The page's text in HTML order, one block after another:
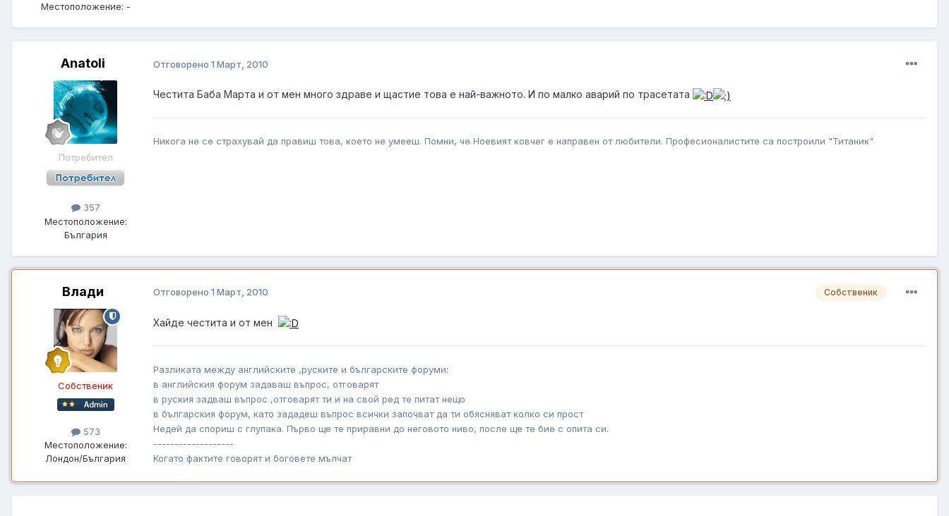
Местоположение: -
Anatoli
Потребител
357
Местоположение:
България
Отговорено 1 Март, 2010
Честита Баба Марта и от мен много здраве и щастие това е най-важното. И по малко аварий по трасетата
Никога не се страхувай да правиш това, което не умееш. Помни, че Ноевият ковчег е направен от любители. Професионалистите са построили "Титаник"
Влади
Собственик
573
Местоположение:
Лондон/България
Собственик
Отговорено 1 Март, 2010
Хайде честита и от мен
Разликата между английските ,руските и българските форуми:
в английския форум задаваш въпрос, отговарят
в руския задваш въпрос ,отговарят ти и на свой ред те питат нещо
в българския форум, като зададеш въпрос всички започват да ти обясняват колко си прост
Недей да спориш с глупака. Първо ще те приравни до неговото ниво, после ще те бие с опита си.
-------------------
Когато фактите говорят и боговете мълчат